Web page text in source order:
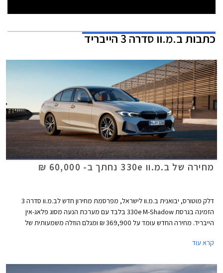
כתבותב.מ.וו סדרה 3 הייבריד
מחירה של ב.מ.וו 330e נחתך ב- 60,000 ₪
דלק מוטורס, יבואנית ב.מ.וו לישראל, מפרסמת מחירון חדש לב.מ.וו סדרה 3
הזמינה בגרסת 330e M-Shadow בלבד עם מערכת הנעה מסוג פלאג-אין
הייבריד. מחירה החדש עומד על 369,900 ₪ ומגלם הוזלה משמעותית של
קרא עוד